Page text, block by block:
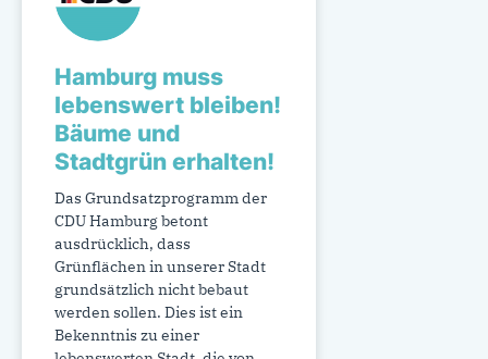
Hamburg muss
lebenswert bleiben!
Bäume und
Stadtgrün erhalten!
Das Grundsatzprogramm der
CDU Hamburg betont
ausdrücklich, dass
Grünflächen in unserer Stadt
grundsätzlich nicht bebaut
werden sollen. Dies ist ein
Bekenntnis zu einer